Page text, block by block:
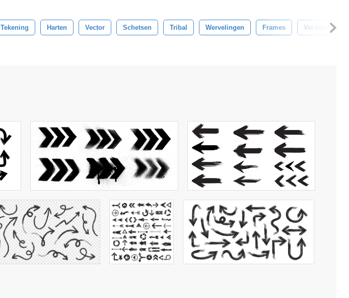
Tekening Harten Vector Schetsen Tribal Wervelingen Frames Verdeler